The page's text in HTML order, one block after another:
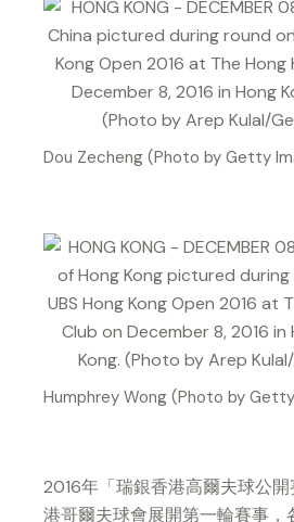
Dou Zecheng (Photo by Getty
Humphrey Wong (Photo by
2016年「瑞銀香港高爾夫球公
港哥爾夫球會展開第一輪賽事，